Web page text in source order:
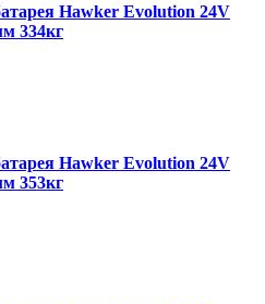
Hawker Evolution 24V
334кг
Hawker Evolution 24V
353кг